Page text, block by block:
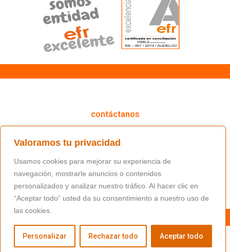
Valoramos tu privacidad
Usamos cookies para mejorar su experiencia de
navegación, mostrarle anuncios o contenidos
personalizados y analizar nuestro tráfico. Al hacer clic en
“Aceptar todo” usted da su consentimiento a nuestro uso de
las cookies.
Personalizar Rechazar todo Aceptar todo
contáctanos
(+34) 91 766 98 56 / fundacion@masfamilia.org
síguenos en nuestras redes sociales